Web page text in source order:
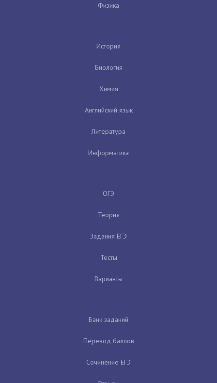
Физика
История
Биология
Химия
Английский язык
Литература
Информатика
ОГЭ
Теория
Задания ЕГЭ
Тесты
Варианты
Банк заданий
Перевод баллов
Сочинение ЕГЭ